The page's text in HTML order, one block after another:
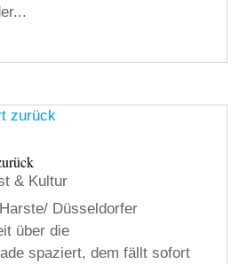
& Kultur
Düsseldorfer
über die
spaziert, dem fällt sofort